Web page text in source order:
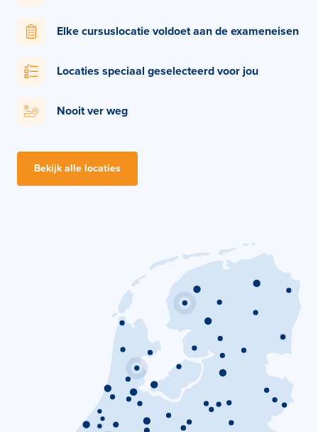
Elke cursuslocatie voldoet aan de exameneisen
Locaties speciaal geselecteerd voor jou
Nooit ver weg
Bekijk alle locaties